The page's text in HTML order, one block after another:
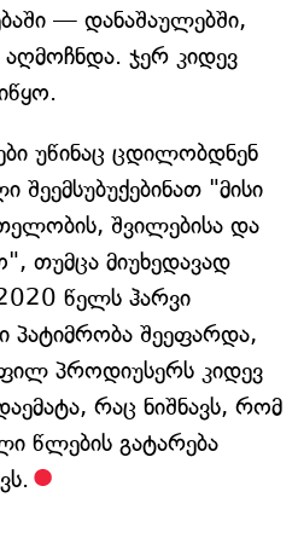
— დანაშაულებში,
ჯერ კიდევ
უწინაც ცდილობდნენ
შეემსუბუქებინათ "მისი
შვილებისა და
თუმცა მიუხედავად
წელს ჰარვი
პატიმრობა შეეფარდა,
პროდიუსერს კიდევ
რაც ნიშნავს, რომ
წლების გატარება